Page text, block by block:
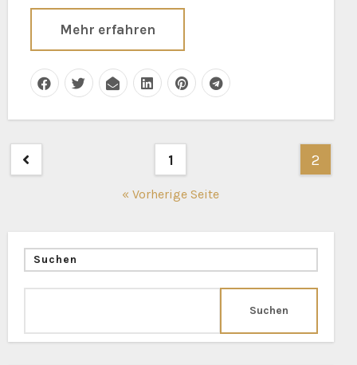
Mehr erfahren
Seitennummerierung
der
1 2
« Vorherige Seite
Suchen
Suchen